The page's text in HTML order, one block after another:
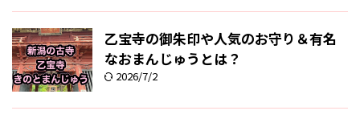
乙宝寺の御朱印や人気のお守り＆有名
なおまんじゅうとは？
2026/7/2